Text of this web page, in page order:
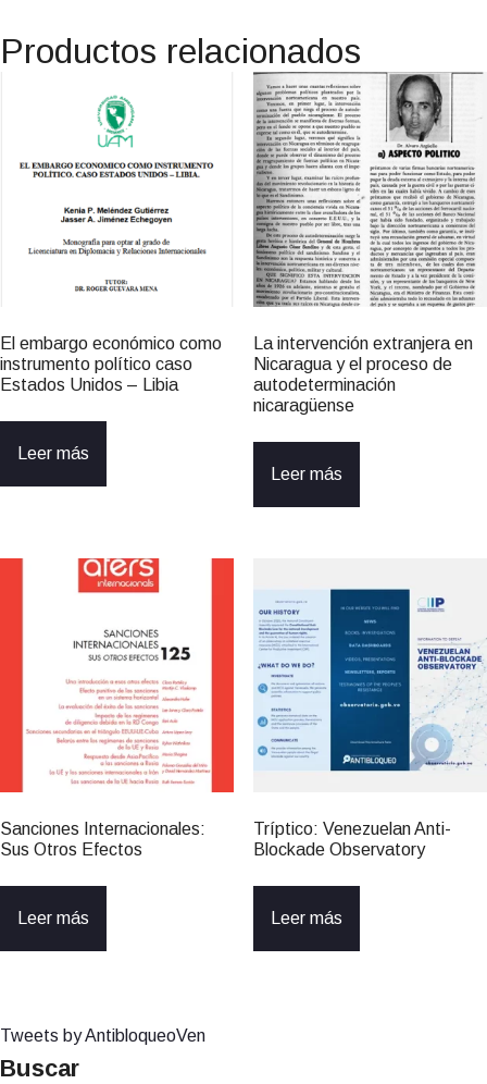
Productos relacionados
El embargo económico como
instrumento político caso
Estados Unidos – Libia
Leer más
La intervención extranjera en
Nicaragua y el proceso de
autodeterminación
nicaragüense
Leer más
Sanciones Internacionales:
Sus Otros Efectos
Leer más
Tríptico: Venezuelan Anti-
Blockade Observatory
Leer más
Tweets by AntibloqueoVen
Buscar